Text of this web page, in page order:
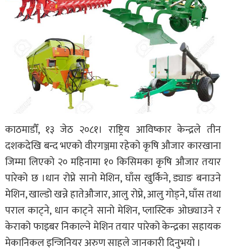
काठमाडौँ, १३ जेठ २०८१। राष्ट्रिय आविष्कार केन्द्रले तीन
दशकदेखि बन्द भएको वीरगञ्जमा रहेको कृषि औजार कारखाना
जिम्मा लिएको २० महिनामा १० किसिमका कृषि औजार तयार
पारेको छ ।धान रोप्ने सानो मेशिन, घाँस खुर्किने, ड्याङ बनाउने
मेशिन, खाल्डो खन्ने हातेऔजार, आलु रोप्ने, आलु गोड्ने, घाँस तथा
पराल काट्ने, धान काट्ने सानो मेशिन, प्लास्टिक ओछ्याउने र
केराको फाइबर निकाल्ने मेशिन तयार पारेको केन्द्रका सहायक
मेकानिकल इन्जिनियर अरुण साहले जानकारी दिनुभयो ।